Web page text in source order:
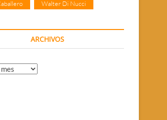
Walter Di Nucci
ARCHIVOS